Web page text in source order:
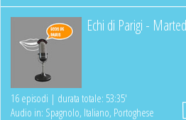
Echi di Parigi -
16 episodi | durata totale: 53:35'
Audio in: Spagnolo, Italiano, Portoghese